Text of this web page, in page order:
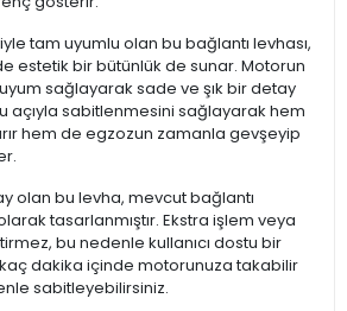
tam uyumlu olan bu bağlantı levhası,
estetik bir bütünlük de sunar. Motorun
sağlayarak sade ve şık bir detay
açıyla sabitlenmesini sağlayarak hem
hem de egzozun zamanla gevşeyip
olan bu levha, mevcut bağlantı
tasarlanmıştır. Ekstra işlem veya
bu nedenle kullanıcı dostu bir
dakika içinde motorunuza takabilir
sabitleyebilirsiniz.